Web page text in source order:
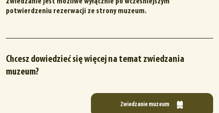
potwierdzeniu rezerwacji ze strony muzeum.
Chcesz dowiedzieć się więcej na temat zwiedzania
muzeum?
Zwiedzanie muzeum